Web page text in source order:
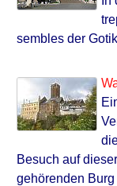
sembles der
Besuch auf
gehörenden Burg